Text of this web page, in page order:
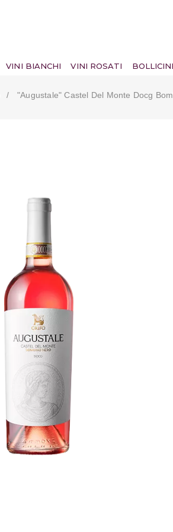
VINI BIANCHI VINI ROSATI
"augustale" Castel Del Monte Docg